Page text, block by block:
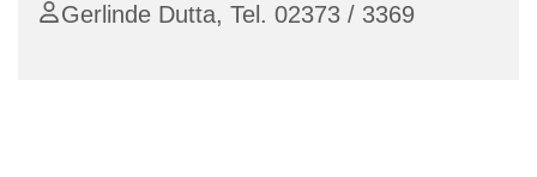
Gerlinde Dutta, Tel. 02373 / 3369